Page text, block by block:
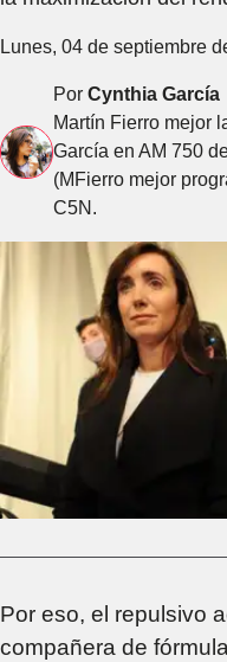
Lunes, 04 de septiembre
Por Cynthia García
Martín Fierro mejor
García en AM 750
(MFierro mejor
C5N.
Por eso, el repulsivo
compañera de